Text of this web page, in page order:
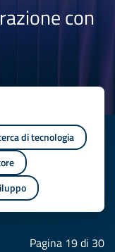
con
di tecnologia
Pagina 19 di 30